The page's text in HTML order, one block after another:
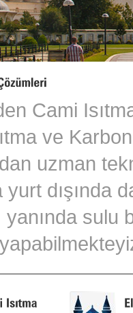
Cami
ve
uzman
yurt dışında
yanında